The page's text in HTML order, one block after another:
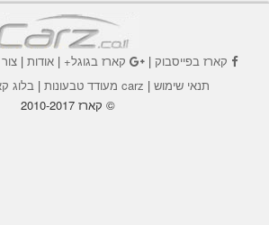
קארז בפייסבוק| קארז בגוגל+|אודות |
תנאי שימוש | carz מעודד טבעונות | בלוג
© קארז 2010-2017